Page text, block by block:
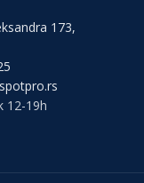
173,
12-19h